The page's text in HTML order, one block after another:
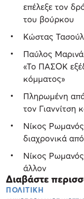
επέλεξε τον
του βούρκου
Κώστας
Παύλος
«Το ΠΑΣΟΚ
κόμματος»
Πληρωμένη
τον Γιαννίτση
Νίκος
διαχρονικά
Νίκος
άλλον
Διαβάστε
ΠΟΛΙΤΙΚΗ